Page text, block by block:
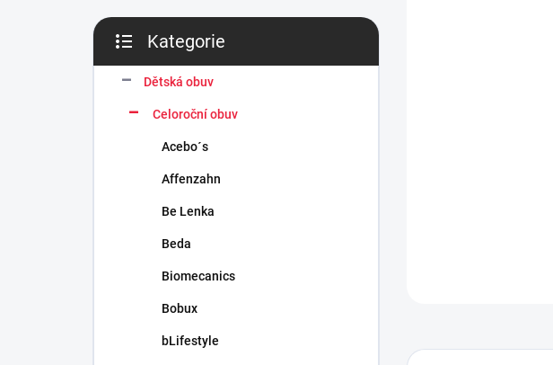
í
a
kategorie
Kategorie
Dětská obuv
Celoroční obuv
Acebo´s
Affenzahn
Be Lenka
Beda
Biomecanics
Bobux
bLifestyle